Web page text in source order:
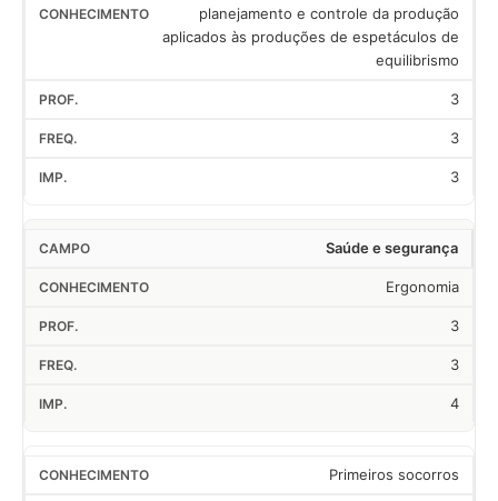
planejamento e controle da produção
aplicados às produções de espetáculos de
equilibrismo
3
3
3
Saúde e segurança
Ergonomia
3
3
4
Primeiros socorros